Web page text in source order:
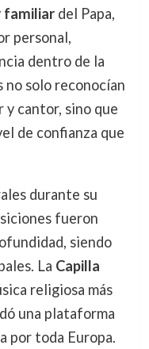
familiardel Papa,
personal,
dentro de la
solo reconocían
y cantor, sino que
de confianza que
durante su
fueron
siendo
La Capilla
religiosa más
una plataforma
por toda Europa.